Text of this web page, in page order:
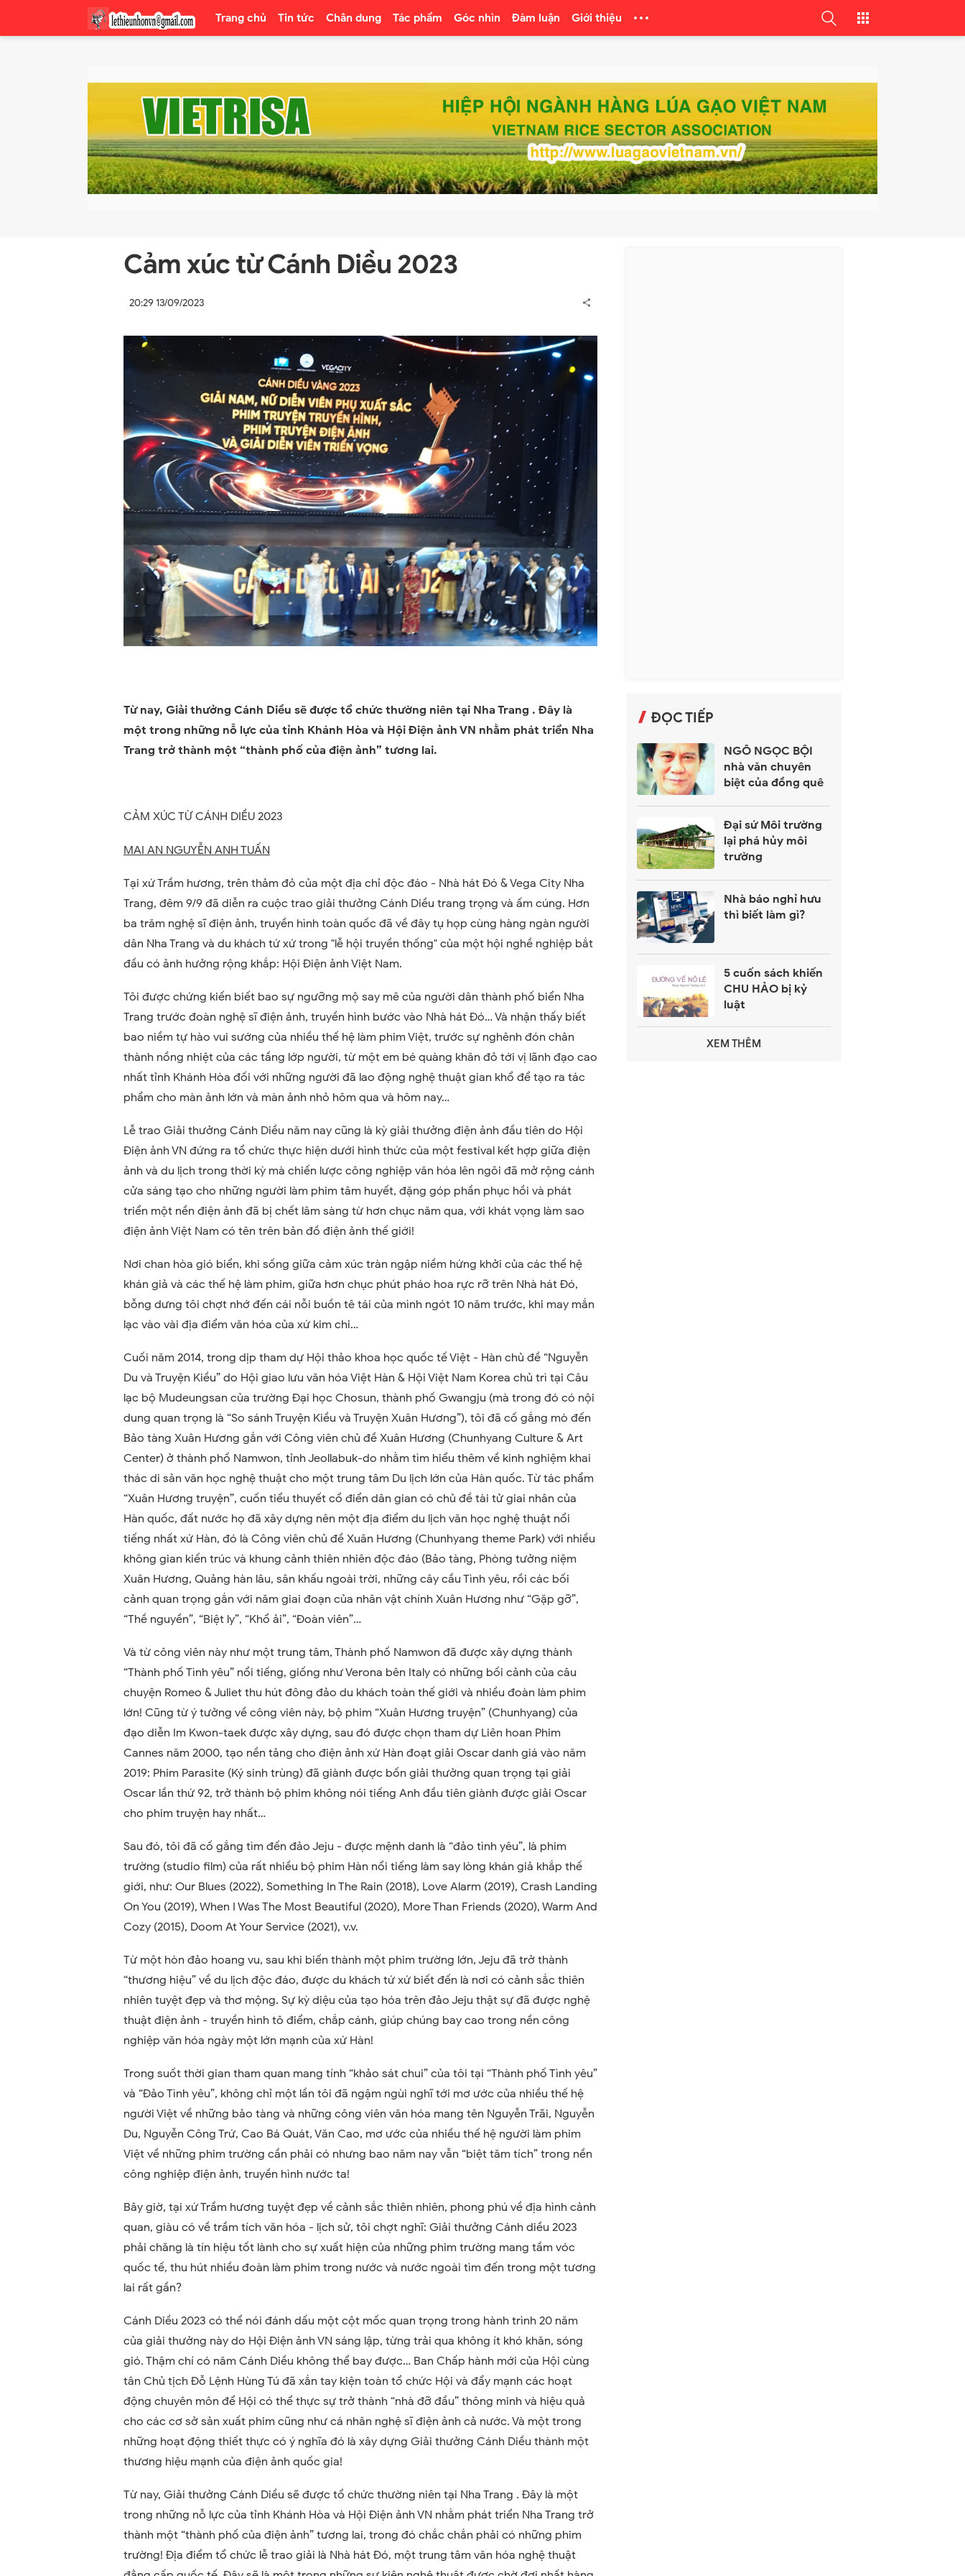
Trang chủ Tin tức Chân dung Tác phẩm Góc nhìn Đàm luận Giới thiệu
Cảm xúc từ Cánh Diều 2023
20:29 13/09/2023
Từ nay, Giải thưởng Cánh Diều sẽ được tổ chức thường niên tại Nha Trang . Đây là
một trong những nỗ lực của tỉnh Khánh Hòa và Hội Điện ảnh VN nhằm phát triển Nha
Trang trở thành một “thành phố của điện ảnh” tương lai.
CẢM XÚC TỪ CÁNH DIỀU 2023
MAI AN NGUYỄN ANH TUẤN
Tại xứ Trầm hương, trên thảm đỏ của một địa chỉ độc đáo - Nhà hát Đó & Vega City Nha
Trang, đêm 9/9 đã diễn ra cuộc trao giải thưởng Cánh Diều trang trọng và ấm cúng. Hơn
ba trăm nghệ sĩ điện ảnh, truyền hình toàn quốc đã về đây tụ họp cùng hàng ngàn người
dân Nha Trang và du khách tứ xứ trong "lễ hội truyền thống" của một hội nghề nghiệp bắt
đầu có ảnh hưởng rộng khắp: Hội Điện ảnh Việt Nam.
Tôi được chứng kiến biết bao sự ngưỡng mộ say mê của người dân thành phố biển Nha
Trang trước đoàn nghệ sĩ điện ảnh, truyền hình bước vào Nhà hát Đó… Và nhận thấy biết
bao niềm tự hào vui sướng của nhiều thế hệ làm phim Việt, trước sự nghênh đón chân
thành nồng nhiệt của các tầng lớp người, từ một em bé quàng khăn đỏ tới vị lãnh đạo cao
nhất tỉnh Khánh Hòa đối với những người đã lao động nghệ thuật gian khổ để tạo ra tác
phẩm cho màn ảnh lớn và màn ảnh nhỏ hôm qua và hôm nay…
Lễ trao Giải thưởng Cánh Diều năm nay cũng là kỳ giải thưởng điện ảnh đầu tiên do Hội
Điện ảnh VN đứng ra tổ chức thực hiện dưới hình thức của một festival kết hợp giữa điện
ảnh và du lịch trong thời kỳ mà chiến lược công nghiệp văn hóa lên ngôi đã mở rộng cánh
cửa sáng tạo cho những người làm phim tâm huyết, đặng góp phần phục hồi và phát
triển một nền điện ảnh đã bị chết lâm sàng từ hơn chục năm qua, với khát vọng làm sao
điện ảnh Việt Nam có tên trên bản đồ điện ảnh thế giới!
Nơi chan hòa gió biển, khi sống giữa cảm xúc tràn ngập niềm hứng khởi của các thế hệ
khán giả và các thế hệ làm phim, giữa hơn chục phút pháo hoa rực rỡ trên Nhà hát Đó,
bỗng dưng tôi chợt nhớ đến cái nỗi buồn tê tái của mình ngót 10 năm trước, khi may mắn
lạc vào vài địa điểm văn hóa của xứ kim chi…
Cuối năm 2014, trong dịp tham dự Hội thảo khoa học quốc tế Việt - Hàn chủ đề “Nguyễn
Du và Truyện Kiều” do Hội giao lưu văn hóa Việt Hàn & Hội Việt Nam Korea chủ trì tại Câu
lạc bộ Mudeungsan của trường Đại học Chosun, thành phố Gwangju (mà trong đó có nội
dung quan trọng là “So sánh Truyện Kiều và Truyện Xuân Hương”), tôi đã cố gắng mò đến
Bảo tàng Xuân Hương gắn với Công viên chủ đề Xuân Hương (Chunhyang Culture & Art
Center) ở thành phố Namwon, tỉnh Jeollabuk-do nhằm tìm hiểu thêm về kinh nghiệm khai
thác di sản văn học nghệ thuật cho một trung tâm Du lịch lớn của Hàn quốc. Từ tác phẩm
“Xuân Hương truyện”, cuốn tiểu thuyết cổ điển dân gian có chủ đề tài tử giai nhân của
Hàn quốc, đất nước họ đã xây dựng nên một địa điểm du lịch văn học nghệ thuật nổi
tiếng nhất xứ Hàn, đó là Công viên chủ đề Xuân Hương (Chunhyang theme Park) với nhiều
không gian kiến trúc và khung cảnh thiên nhiên độc đáo (Bảo tàng, Phòng tưởng niệm
Xuân Hương, Quảng hàn lâu, sân khấu ngoài trời, những cây cầu Tình yêu, rồi các bối
cảnh quan trọng gắn với năm giai đoạn của nhân vật chính Xuân Hương như “Gặp gỡ”,
“Thề nguyền”, “Biệt ly”, “Khổ ải”, “Đoàn viên”…
Và từ công viên này như một trung tâm, Thành phố Namwon đã được xây dựng thành
“Thành phố Tình yêu” nổi tiếng, giống như Verona bên Italy có những bối cảnh của câu
chuyện Romeo & Juliet thu hút đông đảo du khách toàn thế giới và nhiều đoàn làm phim
lớn! Cũng từ ý tưởng về công viên này, bộ phim “Xuân Hương truyện” (Chunhyang) của
đạo diễn Im Kwon-taek được xây dựng, sau đó được chọn tham dự Liên hoan Phim
Cannes năm 2000, tạo nền tảng cho điện ảnh xứ Hàn đoạt giải Oscar danh giá vào năm
2019: Phim Parasite (Ký sinh trùng) đã giành được bốn giải thưởng quan trọng tại giải
Oscar lần thứ 92, trở thành bộ phim không nói tiếng Anh đầu tiên giành được giải Oscar
cho phim truyện hay nhất…
Sau đó, tôi đã cố gắng tìm đến đảo Jeju - được mệnh danh là “đảo tình yêu”, là phim
trường (studio film) của rất nhiều bộ phim Hàn nổi tiếng làm say lòng khán giả khắp thế
giới, như: Our Blues (2022), Something In The Rain (2018), Love Alarm (2019), Crash Landing
On You (2019), When I Was The Most Beautiful (2020), More Than Friends (2020), Warm And
Cozy (2015), Doom At Your Service (2021), v.v.
Từ một hòn đảo hoang vu, sau khi biến thành một phim trường lớn, Jeju đã trở thành
“thương hiệu” về du lịch độc đáo, được du khách tứ xứ biết đến là nơi có cảnh sắc thiên
nhiên tuyệt đẹp và thơ mộng. Sự kỳ diệu của tạo hóa trên đảo Jeju thật sự đã được nghệ
thuật điện ảnh - truyền hình tô điểm, chắp cánh, giúp chúng bay cao trong nền công
nghiệp văn hóa ngày một lớn mạnh của xứ Hàn!
Trong suốt thời gian tham quan mang tính “khảo sát chui” của tôi tại “Thành phố Tình yêu”
và “Đảo Tình yêu”, không chỉ một lần tôi đã ngậm ngùi nghĩ tới mơ ước của nhiều thế hệ
người Việt về những bảo tàng và những công viên văn hóa mang tên Nguyễn Trãi, Nguyễn
Du, Nguyễn Công Trứ, Cao Bá Quát, Văn Cao, mơ ước của nhiều thế hệ người làm phim
Việt về những phim trường cần phải có nhưng bao năm nay vẫn “biệt tăm tích” trong nền
công nghiệp điện ảnh, truyền hình nước ta!
Bây giờ, tại xứ Trầm hương tuyệt đẹp về cảnh sắc thiên nhiên, phong phú về địa hình cảnh
quan, giàu có về trầm tích văn hóa - lịch sử, tôi chợt nghĩ: Giải thưởng Cánh diều 2023
phải chăng là tín hiệu tốt lành cho sự xuất hiện của những phim trường mang tầm vóc
quốc tế, thu hút nhiều đoàn làm phim trong nước và nước ngoài tìm đến trong một tương
lai rất gần?
Cánh Diều 2023 có thể nói đánh dấu một cột mốc quan trọng trong hành trình 20 năm
của giải thưởng này do Hội Điện ảnh VN sáng lập, từng trải qua không ít khó khăn, sóng
gió. Thậm chí có năm Cánh Diều không thể bay được… Ban Chấp hành mới của Hội cùng
tân Chủ tịch Đỗ Lệnh Hùng Tú đã xắn tay kiện toàn tổ chức Hội và đẩy mạnh các hoạt
động chuyên môn để Hội có thể thực sự trở thành “nhà đỡ đầu” thông minh và hiệu quả
cho các cơ sở sản xuất phim cũng như cá nhân nghệ sĩ điện ảnh cả nước. Và một trong
những hoạt động thiết thực có ý nghĩa đó là xây dựng Giải thưởng Cánh Diều thành một
thương hiệu mạnh của điện ảnh quốc gia!
Từ nay, Giải thưởng Cánh Diều sẽ được tổ chức thường niên tại Nha Trang . Đây là một
trong những nỗ lực của tỉnh Khánh Hòa và Hội Điện ảnh VN nhằm phát triển Nha Trang trở
thành một “thành phố của điện ảnh” tương lai, trong đó chắc chắn phải có những phim
trường! Địa điểm tổ chức lễ trao giải là Nhà hát Đó, một trung tâm văn hóa nghệ thuật
ĐỌC TIẾP
NGÔ NGỌC BỘI
nhà văn chuyên
biệt của đồng quê
Đại sứ Môi trường
lại phá hủy môi
trường
Nhà báo nghỉ hưu
thì biết làm gì?
5 cuốn sách khiến
CHU HẢO bị kỷ
luật
XEM THÊM